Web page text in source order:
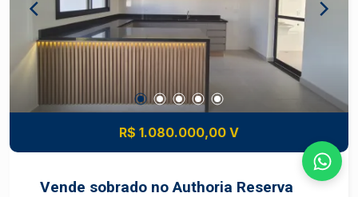
cada detalhe do apartamento. O imóvel dispõe
ainda de 3 vagas de garagem, oferecendo mais
comodidade para toda a família. O condomínio
conta com área de lazer completa,
esporte e bem-estar para todas as idades. Um
imóvel exclusivo, ideal para quem busca
conforto, sofisticação e qualidade de vida.
R$ 1.080.000,00 V
Vende sobrado no Authoria Reserva